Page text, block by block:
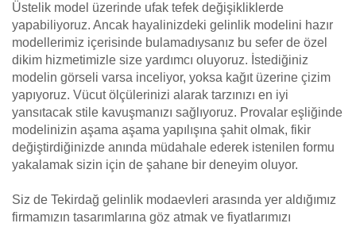
Üstelik model üzerinde ufak tefek değişikliklerde
yapabiliyoruz. Ancak hayalinizdeki gelinlik modelini hazır
modellerimiz içerisinde bulamadıysanız bu sefer de özel
dikim hizmetimizle size yardımcı oluyoruz. İstediğiniz
modelin görseli varsa inceliyor, yoksa kağıt üzerine çizim
yapıyoruz. Vücut ölçülerinizi alarak tarzınızı en iyi
yansıtacak stile kavuşmanızı sağlıyoruz. Provalar eşliğinde
modelinizin aşama aşama yapılışına şahit olmak, fikir
değiştirdiğinizde anında müdahale ederek istenilen formu
yakalamak sizin için de şahane bir deneyim oluyor.
Siz de Tekirdağ gelinlik modaevleri arasında yer aldığımız
firmamızın tasarımlarına göz atmak ve fiyatlarımızı